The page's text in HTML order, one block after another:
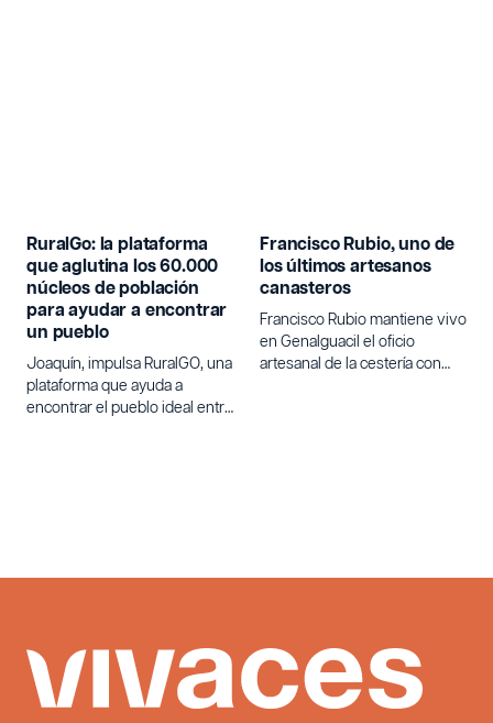
RuralGo: la plataforma
que aglutina los 60.000
núcleos de población
para ayudar a encontrar
un pueblo
Joaquín, impulsa RuralGO, una
plataforma que ayuda a
encontrar el pueblo ideal entre
Francisco Rubio, uno de
los últimos artesanos
canasteros
Francisco Rubio mantiene vivo
en Genalguacil el oficio
artesanal de la cestería con